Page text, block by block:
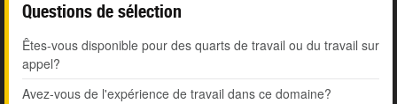
Questions de sélection
Êtes-vous disponible pour des quarts de travail ou du travail sur
appel?
Avez-vous de l'expérience de travail dans ce domaine?